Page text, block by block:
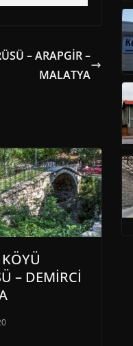
– ARAPGİR –
MALATYA
– DEMİRCİ